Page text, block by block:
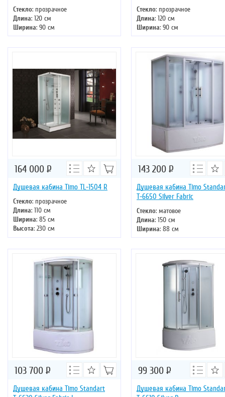
Стекло: прозрачное
Длина: 120 см
Ширина: 90 см
Высота: 220 см
Форма: прямоугольная
Стекло: прозрачное
Длина: 120 см
Ширина: 90 см
Высота: 220 см
Форма: прямоугольная
: раздвижные
Душевая кабина Timo TL-1504 R
Стекло: прозрачное
Длина: 110 см
Ширина: 85 см
Высота: 230 см
Форма: прямоугольная
164 000 Р
Душевая кабина Timo
Т-6650 Silver Fabric
Стекло: матовое
Длина: 150 см
Ширина: 88 см
Высота: 220 см
Форма: прямоугольная
143 200 Р
Душевая кабина Timo Standart
103 700 Р
Душевая кабина Timo
99 300 Р